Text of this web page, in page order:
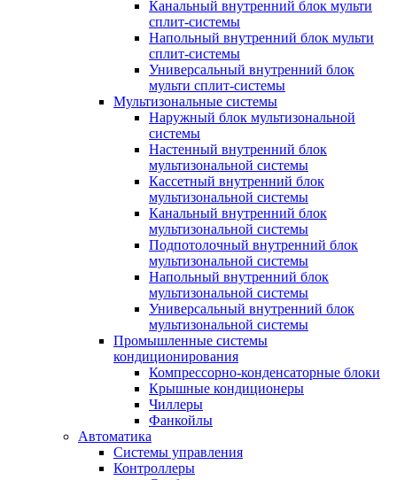
Канальный внутренний блок мульти
сплит-системы
Напольный внутренний блок мульти
сплит-системы
Универсальный внутренний блок
мульти сплит-системы
Мультизональные системы
Наружный блок мультизональной
системы
Настенный внутренний блок
мультизональной системы
Кассетный внутренний блок
мультизональной системы
Канальный внутренний блок
мультизональной системы
Подпотолочный внутренний блок
мультизональной системы
Напольный внутренний блок
мультизональной системы
Универсальный внутренний блок
мультизональной системы
Промышленные системы
кондиционирования
Компрессорно-конденсаторные блоки
Крышные кондиционеры
Чиллеры
Фанкойлы
Автоматика
Системы управления
Контроллеры